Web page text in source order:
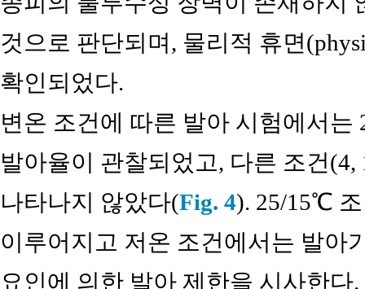
것으로 판단되며, 물리적 휴면
확인되었다.
변온 조건에 따른 발아 시험에서
발아율이 관찰되었고, 다른 조건
나타나지 않았다(Fig. 4). 25/15℃
이루어지고 저온 조건에서는 발아
요인에 의한 발아 제한을 시사한